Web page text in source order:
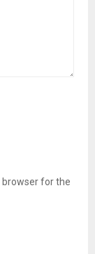
browser for the